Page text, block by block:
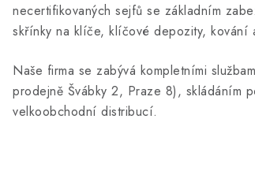
necertifikovaných sejfů se základním
skřínky na klíče, klíčové depozity, kování
Naše firma se zabývá kompletními
prodejně Švábky 2, Praze 8), skládáním
velkoobchodní distribucí.